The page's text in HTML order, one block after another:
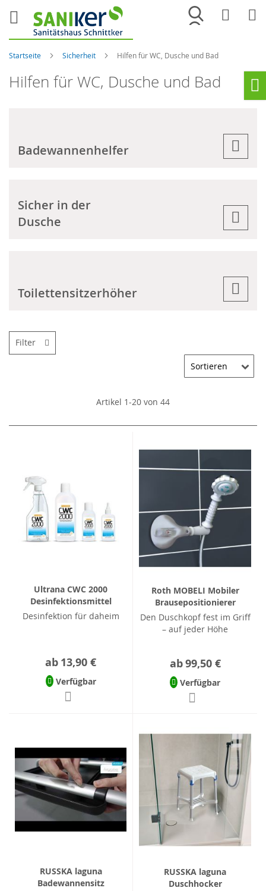
Merkliste
Startseite Sicherheit Hilfen für WC, Dusche und Bad
Hilfen für WC, Dusche und Bad
Badewannenhelfer
Sicher in der
Dusche
Toilettensitzerhöher
Artikel 1-20 von 44
Ultrana CWC 2000
Desinfektionsmittel
Desinfektion für daheim
ab 13,90 €
Verfügbar
Roth MOBELI Mobiler
Brausepositionierer
Den Duschkopf fest im Griff
– auf jeder Höhe
ab99,50 €
Verfügbar
RUSSKA laguna
Badewannensitz
RUSSKA laguna
Duschhocker
Filter